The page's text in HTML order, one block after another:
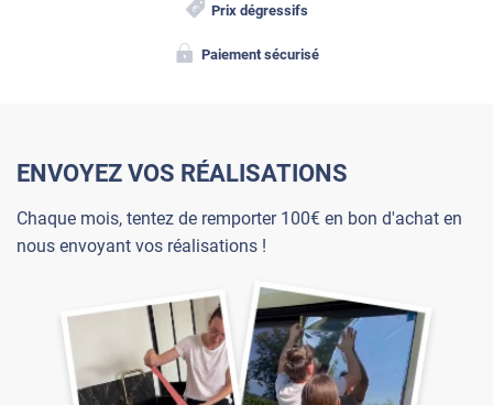
Prix dégressifs
Paiement sécurisé
ENVOYEZ VOS RÉALISATIONS
Chaque mois, tentez de remporter 100€ en bon d'achat en
nous envoyant vos réalisations !